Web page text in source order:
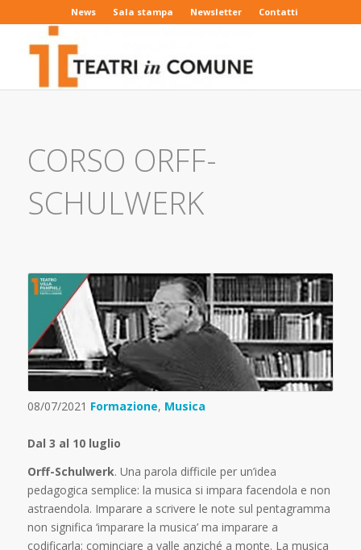
News Sala stampa Newsletter Contatti
CORSO ORFF-
SCHULWERK
08/07/2021 Formazione, Musica
Dal 3 al 10 luglio
Orff-Schulwerk. Una parola difficile per un’idea
pedagogica semplice: la musica si impara facendola e non
astraendola. Imparare a scrivere le note sul pentagramma
non significa ‘imparare la musica’ ma imparare a
codificarla: cominciare a valle anziché a monte. La musica